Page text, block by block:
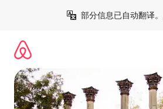
部分信息已自动翻译。